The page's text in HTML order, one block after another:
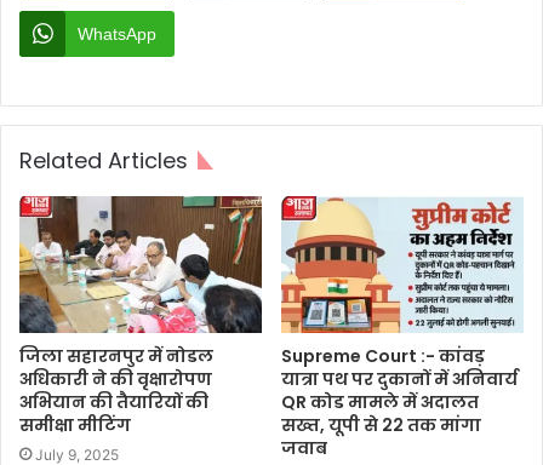
WhatsApp
Related Articles
जिला सहारनपुर में नोडल
अधिकारी ने की वृक्षारोपण
अभियान की तैयारियों की
समीक्षा मीटिंग
July 9, 2025
Supreme Court :- कांवड़
यात्रा पथ पर दुकानों में अनिवार्य
QR कोड मामले में अदालत
सख्त, यूपी से 22 तक मांगा
जवाब